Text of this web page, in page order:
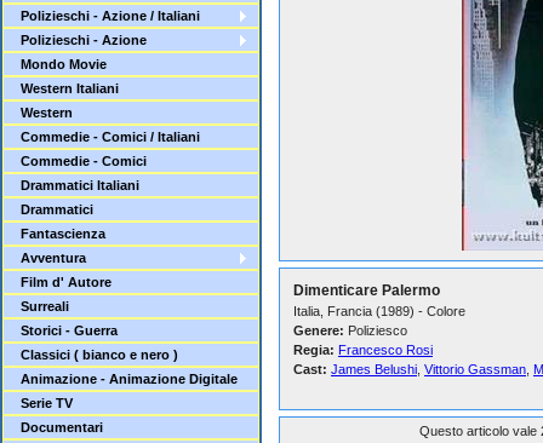
Polizieschi - Azione / Italiani
Polizieschi - Azione
Mondo Movie
Western Italiani
Western
Commedie - Comici / Italiani
Commedie - Comici
Drammatici Italiani
Drammatici
Fantascienza
Avventura
Film d' Autore
Surreali
Storici - Guerra
Classici ( bianco e nero )
Animazione - Animazione Digitale
Serie TV
Documentari
Dimenticare Palermo
Italia, Francia (1989) - Colore
Genere: Poliziesco
Regia: Francesco Rosi
Cast: James Belushi Vittorio Gassman
Questo articolo vale